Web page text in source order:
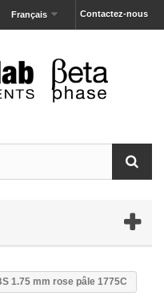
Contactez-nous
Français
1.75 mm rose pâle 1775C